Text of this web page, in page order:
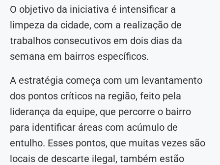
O objetivo da iniciativa é intensificar a
limpeza da cidade, com a realização de
trabalhos consecutivos em dois dias da
semana em bairros específicos.
A estratégia começa com um levantamento
dos pontos críticos na região, feito pela
liderança da equipe, que percorre o bairro
para identificar áreas com acúmulo de
entulho. Esses pontos, que muitas vezes são
locais de descarte ilegal, também estão